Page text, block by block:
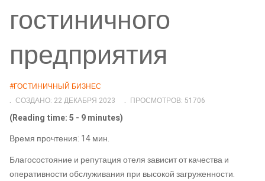
гостиничного
предприятия
#ГОСТИНИЧНЫЙ БИЗНЕС
СОЗДАНО: 22 ДЕКАБРЯ 2023
ПРОСМОТРОВ: 51706
(Reading time: 5 - 9 minutes)
Время прочтения: 14 мин.
Благосостояние и репутация отеля зависит от качества и
оперативности обслуживания при высокой загруженности.